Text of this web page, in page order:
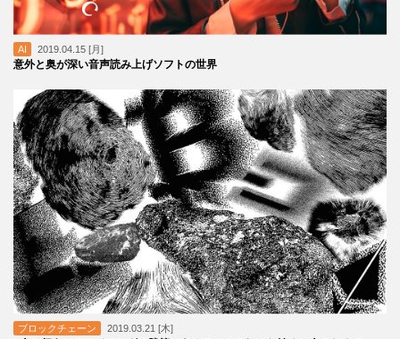
AI 2019.04.15 [月]
意外と奥が深い音声読み上げソフトの世界
ブロックチェーン 2019.03.21 [木]